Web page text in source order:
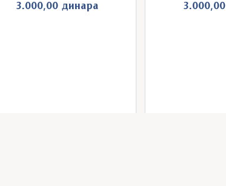
3.000,00 динара 3.000,00